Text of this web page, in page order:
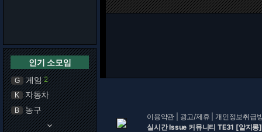
인기 소모임
G 게임 2
K 자동차
B 농구
keyboard_arrow_down
이용약관 광고/제휴 |개인정보취급
실시간 Issue 커뮤니티 TE31 [알지